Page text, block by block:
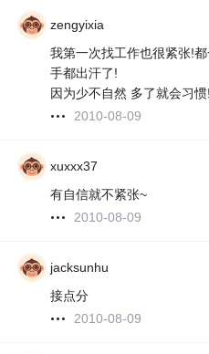
zengyixia
我第一次找工作也很紧张!
手都出汗了!
因为少不自然 多了就会习惯!
2010-08-09
xuxxx37
有自信就不紧张~
2010-08-09
jacksunhu
接点分
2010-08-09